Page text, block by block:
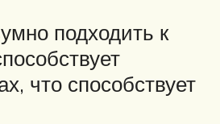
подходить к
что способствует